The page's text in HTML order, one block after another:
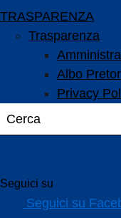
TRASPARENZA
Trasparenza
Albo
Privacy
Seguici su
Seguici su